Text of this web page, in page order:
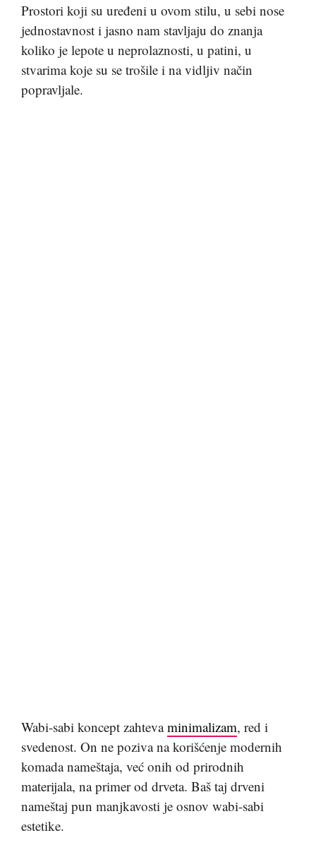
Prostori koji su uređeni u ovom stilu, u sebi nose
jednostavnost i jasno nam stavljaju do znanja
koliko je lepote u neprolaznosti, u patini, u
stvarima koje su se trošile i na vidljiv način
popravljale.
Wabi-sabi koncept zahtevaminimalizam, red i
svedenost. On ne poziva na korišćenje modernih
komada nameštaja, već onih od prirodnih
materijala, na primer od drveta. Baš taj drveni
nameštaj pun manjkavosti je osnov wabi-sabi
estetike.